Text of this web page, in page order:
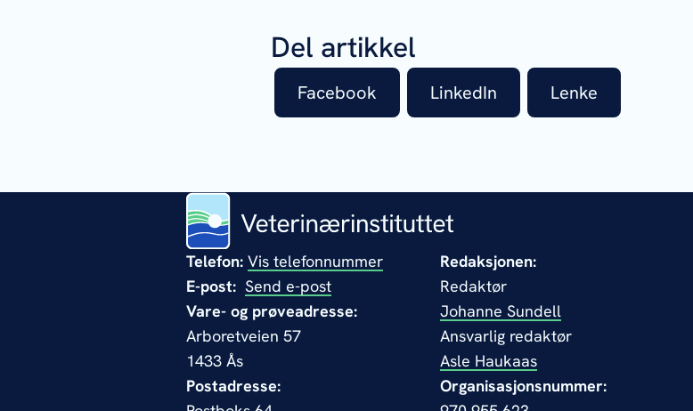
Del artikkel
Facebook LinkedIn Lenke
Telefon: Vis telefonnummer
E-post: Send e-post
Vare- og prøveadresse:
Arboretveien 57
1433 Ås
Postadresse:
Redaksjonen:
Redaktør
Johanne Sundell
Ansvarlig redaktør
Asle Haukaas
Organisasjonsnummer: